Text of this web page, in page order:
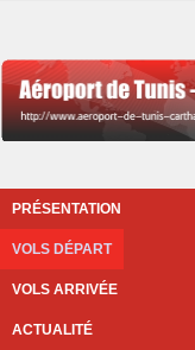
PRÉSENTATION
VOLS DÉPART
VOLS ARRIVÉE
ACTUALITÉ